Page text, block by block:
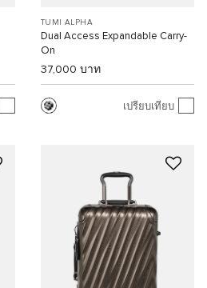
TUMI ALPHA
Dual Access Expandable Carry-
On
37,000 บาท
เปรียบเทียบ